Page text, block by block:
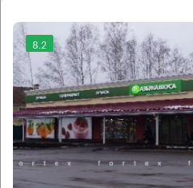
8.2